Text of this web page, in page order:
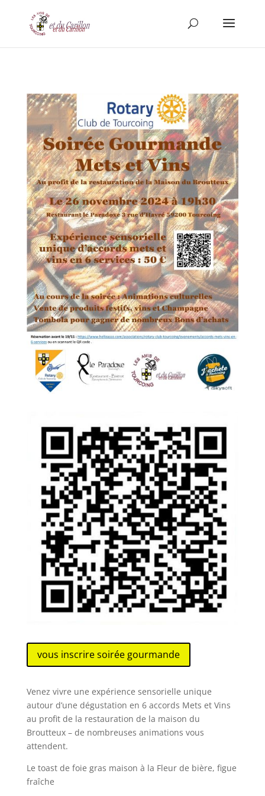
vous inscrire soirée gourmande
Venez vivre une expérience sensorielle unique
autour d’une dégustation en 6 accords Mets et Vins
au profit de la restauration de la maison du
Broutteux – de nombreuses animations vous
attendent.
Le toast de foie gras maison à la Fleur de bière, figue
fraîche